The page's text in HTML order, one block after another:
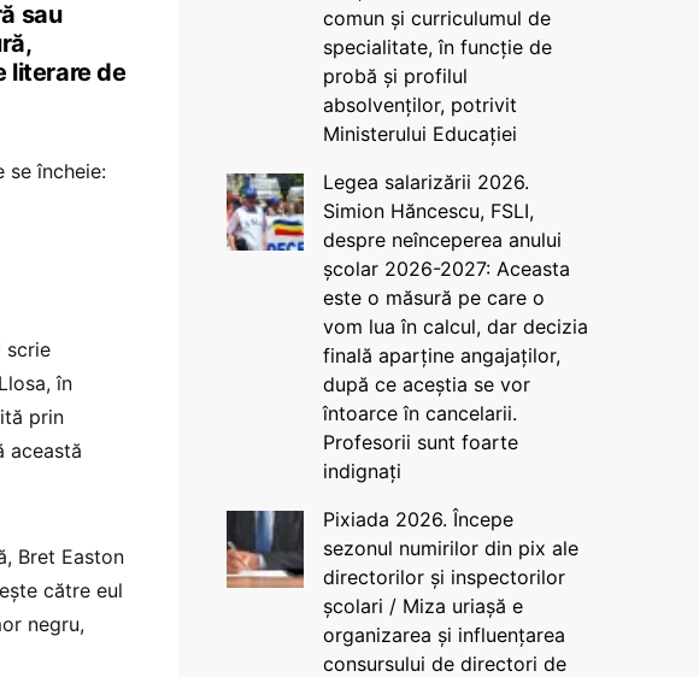
sau
literare de
se încheie:
scrie
în
prin
această
Bret Easton
către eul
negru,
comun și curriculumul de
specialitate, în funcție de
probă și profilul
absolvenților, potrivit
Ministerului Educației
Legea salarizării 2026.
Simion Hăncescu, FSLI,
despre neînceperea anului
școlar 2026-2027: Aceasta
este o măsură pe care o
vom lua în calcul, dar decizia
finală aparține angajaților,
după ce aceștia se vor
întoarce în cancelarii.
Profesorii sunt foarte
indignați
Pixiada 2026. Începe
sezonul numirilor din pix ale
directorilor și inspectorilor
școlari / Miza uriașă e
organizarea și influențarea
consursului de directori de